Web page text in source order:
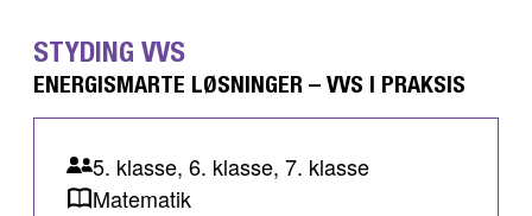
STYDING VVS
ENERGISMARTE LØSNINGER – VVS I PRAKSIS
5. klasse, 6. klasse, 7. klasse
Matematik